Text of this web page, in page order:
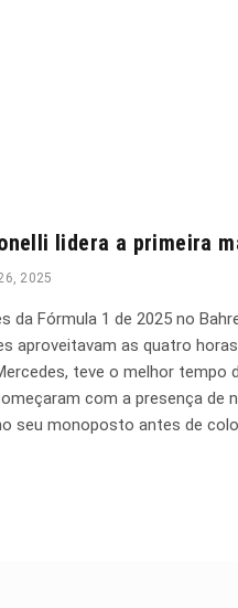
lidera a primeira
2025
da Fórmula 1 de 2025 no
aproveitavam as quatro
teve o melhor
com a presença de
seu monoposto antes de